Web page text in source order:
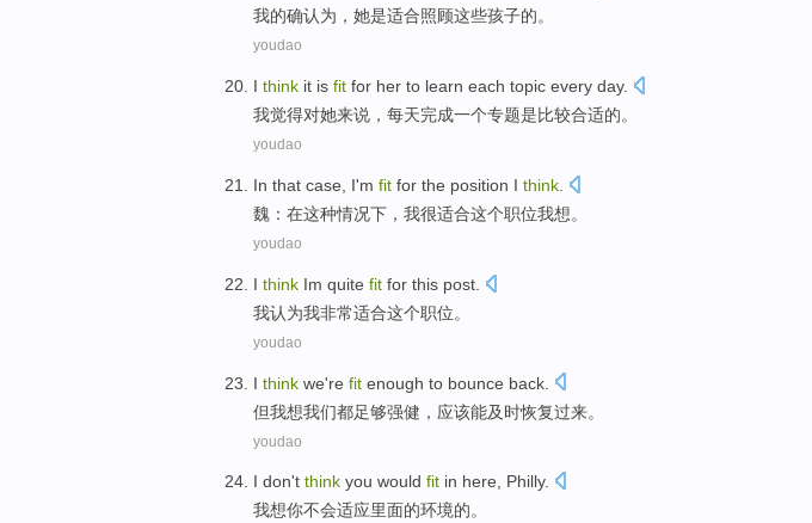
我的确认为 ， 她是适合照顾这些孩子的。
youdao
I think it is fit for her to learn each topic every day.
我觉得对她来说， 每天完成一个专题是比较合适的。
youdao
In that case I'm fit for the position I think
魏： 在这种情况下 ， 我很适合这个职位我想。
youdao
I think Im quite fit for this post
我认为我非常适合这个职位。
youdao
I think we're fit enough to bounce back
但我想我们都足够强健，应该能及时恢复过来。
youdao
I don't think you would fit in here, Philly.
我想你不会适应里面的环境的。